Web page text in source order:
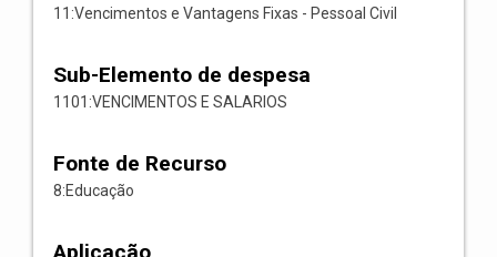
11:Vencimentos e Vantagens Fixas - Pessoal Civil
Sub-Elemento de despesa
1101:VENCIMENTOS E SALARIOS
Fonte de Recurso
8:Educação